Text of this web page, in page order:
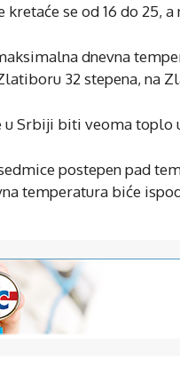
se od 16 do 25,
dnevna
32 stepena, na
u Srbiji biti veoma toplo
postepen pad
temperatura biće